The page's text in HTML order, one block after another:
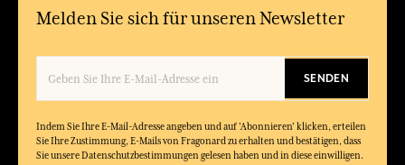
Melden Sie sich für unseren Newsletter
SENDEN
Indem Sie Ihre E-Mail-Adresse angeben und auf 'Abonnieren' klicken, erteilen
Sie Ihre Zustimmung, E-Mails von Fragonard zu erhalten und bestätigen, dass
Sie unsere Datenschutzbestimmungen gelesen haben und in diese einwilligen.